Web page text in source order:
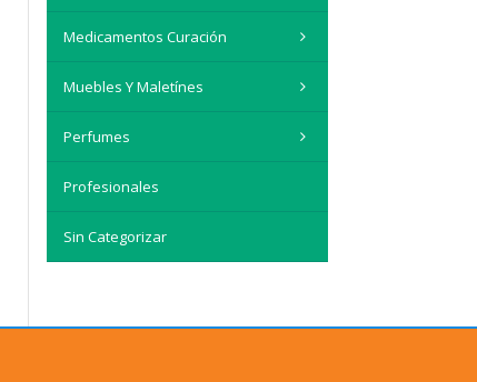
Medicamentos Curación
Muebles Y Maletínes
Perfumes
Profesionales
Sin Categorizar